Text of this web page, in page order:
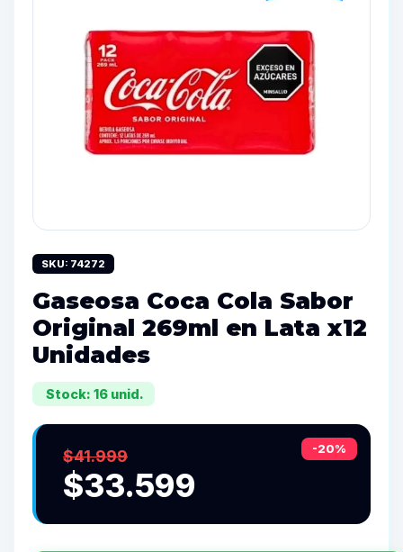
SKU: 74272
Gaseosa Coca Cola Sabor
Original 269ml en Lata x12
Unidades
Stock: 16 unid.
-20%
$41.999
$33.599